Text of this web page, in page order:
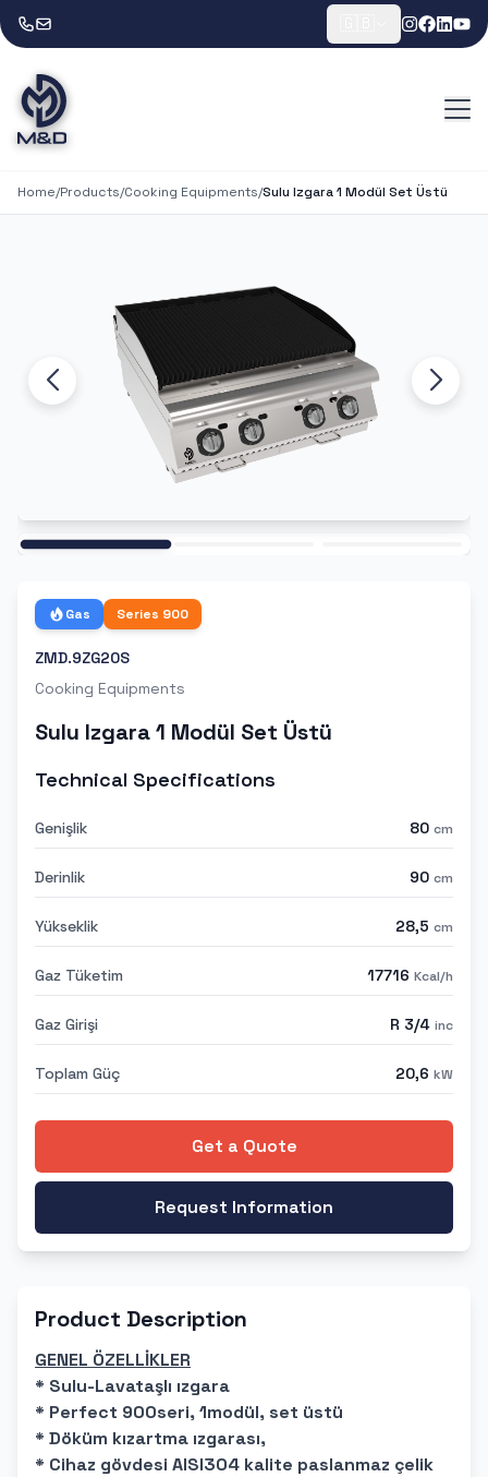
Home/Products/Cooking Equipments/Sulu Izgara 1 Modül Set Üstü
Gas Series 900
ZMD.9ZG20S
Cooking Equipments
Sulu Izgara 1 Modül Set Üstü
Technical Specifications
Genişlik 80 cm
Derinlik 90 cm
Yükseklik 28,5 cm
Gaz Tüketim 17716 Kcal/h
Gaz Girişi R 3/4 inc
Toplam Güç 20,6 kW
Get a Quote
Request Information
Product Description
GENEL ÖZELLİKLER
* Sulu-Lavataşlı ızgara
* Perfect 900seri, 1modül, set üstü
* Döküm kızartma ızgarası,
* Cihaz gövdesi AISI304 kalite paslanmaz çelik